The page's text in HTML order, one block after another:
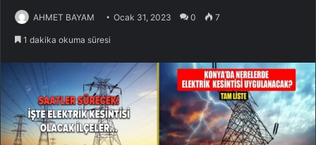
AHMET BAYAM Ocak 31, 2023 0 7
1 dakika okuma süresi